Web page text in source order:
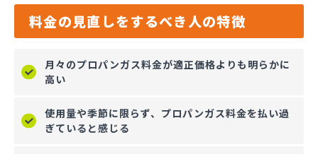
料金の見直しをするべき人の特徴
月々のプロパンガス料金が適正価格よりも明らかに
高い
使用量や季節に限らず、プロパンガス料金を払い過
ぎていると感じる